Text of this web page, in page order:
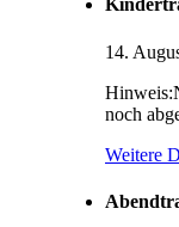
14.
noch
Weitere